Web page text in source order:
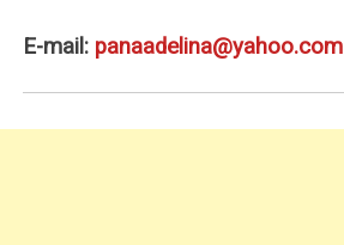
E-mail: panaadelina@yahoo.com